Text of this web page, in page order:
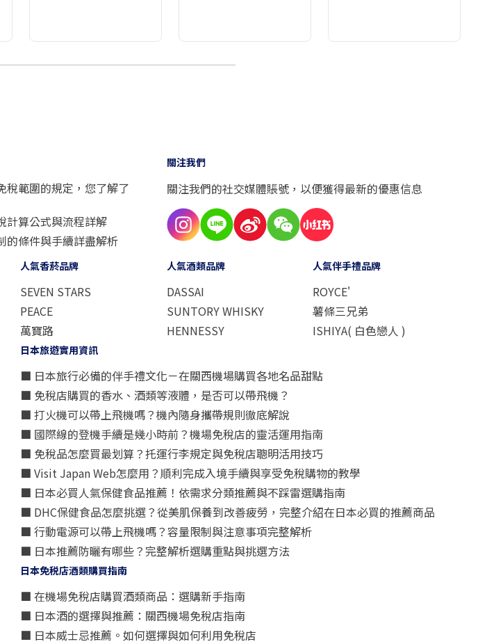
5 6 7 8 9
稅範圍的規定，您了解了
計算公式與流程詳解
的條件與手續詳盡解析
關注我們
關注我們的社交媒體賬號，以便獲得最新的優惠信息
人氣香菸品牌
SEVEN STARS
PEACE
萬寶路
人氣酒類品牌
DASSAI
SUNTORY WHISKY
HENNESSY
人氣伴手禮品牌
ROYCE'
薯條三兄弟
ISHIYA( 白色戀人 )
日本旅遊實用資訊
■ 日本旅行必備的伴手禮文化－在關西機場購買各地名品甜點
■ 免稅店購買的香水、酒類等液體，是否可以帶飛機？
■ 打火機可以帶上飛機嗎？機內隨身攜帶規則徹底解說
■ 國際線的登機手續是幾小時前？機場免稅店的靈活運用指南
■ 免稅品怎麼買最划算？托運行李規定與免稅店聰明活用技巧
■ Visit Japan Web怎麼用？順利完成入境手續與享受免稅購物的教學
■ 日本必買人氣保健食品推薦！依需求分類推薦與不踩雷選購指南
■ DHC保健食品怎麼挑選？從美肌保養到改善疲勞，完整介紹在日本必買的推薦商品
■ 行動電源可以帶上飛機嗎？容量限制與注意事項完整解析
■ 日本推薦防曬有哪些？完整解析選購重點與挑選方法
日本免税店酒類購買指南
■ 在機場免稅店購買酒類商品：選購新手指南
■ 日本酒的選擇與推薦：關西機場免稅店指南
■ 日本威士忌推薦。如何選擇與如何利用免稅店